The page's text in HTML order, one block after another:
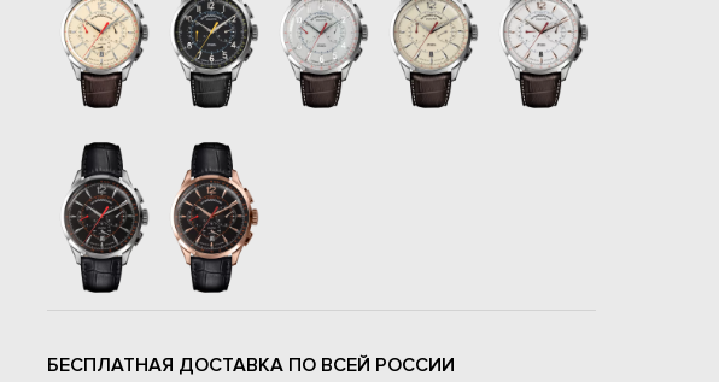
БЕСПЛАТНАЯ ДОСТАВКА ПО ВСЕЙ РОССИИ